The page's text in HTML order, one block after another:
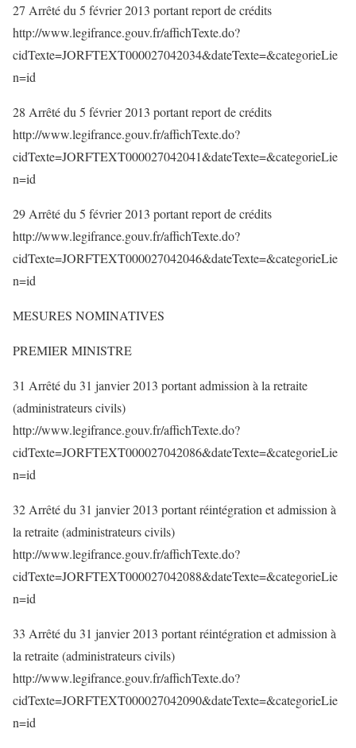
27 Arrêté du 5 février 2013 portant report de crédits
http://www.legifrance.gouv.fr/affichTexte.do?
cidTexte=JORFTEXT000027042034&dateTexte=&categorieLie
n=id
28 Arrêté du 5 février 2013 portant report de crédits
http://www.legifrance.gouv.fr/affichTexte.do?
cidTexte=JORFTEXT000027042041&dateTexte=&categorieLie
n=id
29 Arrêté du 5 février 2013 portant report de crédits
http://www.legifrance.gouv.fr/affichTexte.do?
cidTexte=JORFTEXT000027042046&dateTexte=&categorieLie
n=id
MESURES NOMINATIVES
PREMIER MINISTRE
31 Arrêté du 31 janvier 2013 portant admission à la retraite
(administrateurs civils)
http://www.legifrance.gouv.fr/affichTexte.do?
cidTexte=JORFTEXT000027042086&dateTexte=&categorieLie
n=id
32 Arrêté du 31 janvier 2013 portant réintégration et admission à
la retraite (administrateurs civils)
http://www.legifrance.gouv.fr/affichTexte.do?
cidTexte=JORFTEXT000027042088&dateTexte=&categorieLie
n=id
33 Arrêté du 31 janvier 2013 portant réintégration et admission à
la retraite (administrateurs civils)
http://www.legifrance.gouv.fr/affichTexte.do?
cidTexte=JORFTEXT000027042090&dateTexte=&categorieLie
n=id